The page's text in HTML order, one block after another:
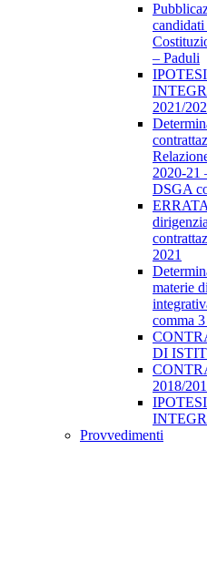
– Paduli
2021/
2020-21
DSGA
2021
materie
comma
DI
2018/
Provvedimenti